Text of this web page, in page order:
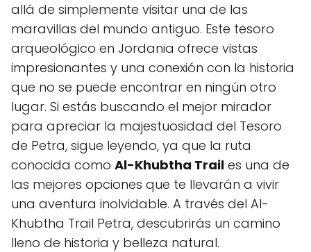
allá de simplemente visitar una de las
maravillas del mundo antiguo. Este tesoro
arqueológico en Jordania ofrece vistas
impresionantes y una conexión con la historia
que no se puede encontrar en ningún otro
lugar. Si estás buscando el mejor mirador
para apreciar la majestuosidad del Tesoro
de Petra, sigue leyendo, ya que la ruta
conocida como Al-Khubtha Trail es una de
las mejores opciones que te llevarán a vivir
una aventura inolvidable. A través del Al-
Khubtha Trail Petra, descubrirás un camino
lleno de historia y belleza natural.